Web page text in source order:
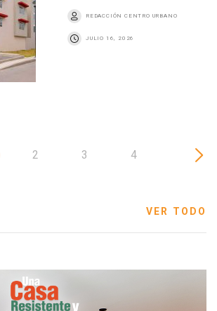
REDACCIÓN CENTRO URBANO
JULIO 16, 2026
2 3 4
VER TODO